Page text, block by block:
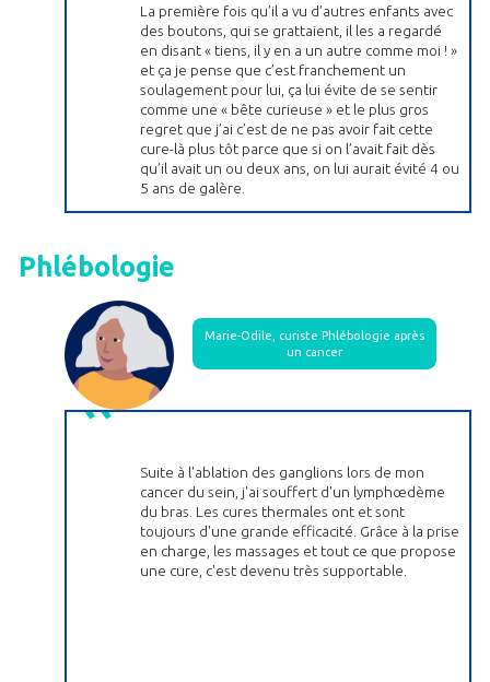
La première fois qu’il a vu d’autres enfants avec
des boutons, qui se grattaient, il les a regardé
en disant « tiens, il y en a un autre comme moi ! »
et ça je pense que c’est franchement un
soulagement pour lui, ça lui évite de se sentir
comme une « bête curieuse » et le plus gros
regret que j’ai c’est de ne pas avoir fait cette
cure-là plus tôt parce que si on l’avait fait dès
qu’il avait un ou deux ans, on lui aurait évité 4 ou
5 ans de galère.
Phlébologie
Marie-Odile, curiste Phlébologie après
un cancer
Suite à l'ablation des ganglions lors de mon
cancer du sein, j'ai souffert d'un lymphœdème
du bras. Les cures thermales ont et sont
toujours d'une grande efficacité. Grâce à la prise
en charge, les massages et tout ce que propose
une cure, c'est devenu très supportable.